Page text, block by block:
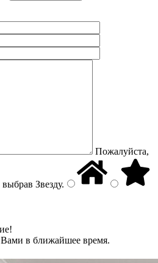
Пожалуйста,
выбрав Звезду.
в ближайшее время.